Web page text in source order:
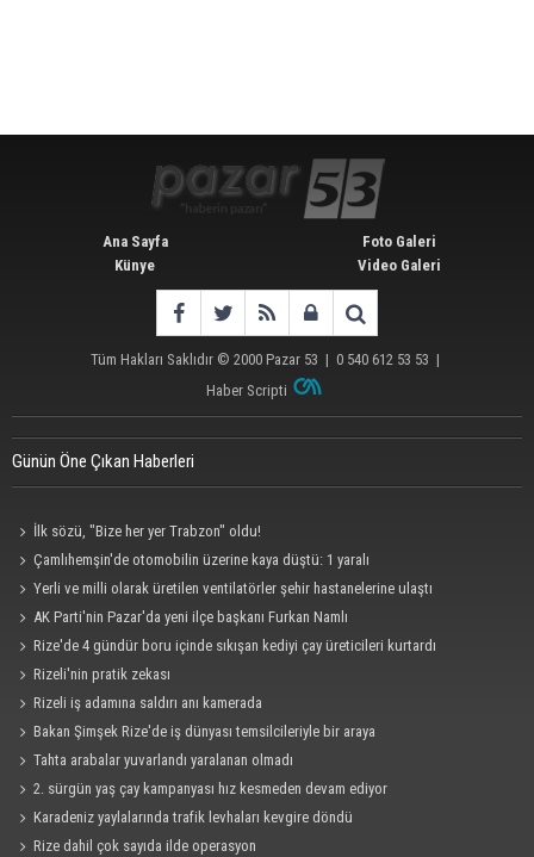
Ana Sayfa
Künye
Foto Galeri
Video Galeri
Tüm Hakları Saklıdır © 2000 Pazar 53 | 0 540 612 53 53 |
Haber Scripti
Günün Öne Çıkan Haberleri
İlk sözü, "Bize her yer Trabzon" oldu!
Çamlıhemşin'de otomobilin üzerine kaya düştü: 1 yaralı
Yerli ve milli olarak üretilen ventilatörler şehir hastanelerine ulaştı
AK Parti'nin Pazar'da yeni ilçe başkanı Furkan Namlı
Rize'de 4 gündür boru içinde sıkışan kediyi çay üreticileri kurtardı
Rizeli'nin pratik zekası
Rizeli iş adamına saldırı anı kamerada
Bakan Şimşek Rize'de iş dünyası temsilcileriyle bir araya
Tahta arabalar yuvarlandı yaralanan olmadı
2. sürgün yaş çay kampanyası hız kesmeden devam ediyor
Karadeniz yaylalarında trafik levhaları kevgire döndü
Rize dahil çok sayıda ilde operasyon